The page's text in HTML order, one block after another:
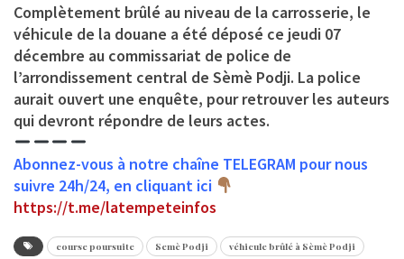
Complètement brûlé au niveau de la carrosserie, le
véhicule de la douane a été déposé ce jeudi 07
décembre au commissariat de police de
l’arrondissement central de Sèmè Podji. La police
aurait ouvert une enquête, pour retrouver les auteurs
qui devront répondre de leurs actes.
Abonnez-vous à notre chaîne TELEGRAM pour nous
suivre 24h/24, en cliquant ici
https://t.me/latempeteinfos
course poursuite Semè Podji
véhicule brûlé à Sèmè Podji